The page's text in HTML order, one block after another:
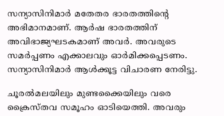
സന്യാസിനിമാർ മതേതര ഭാരതത്തിന്‍റെ
അഭിമാനമാണ്. ആർഷ ഭാരതത്തിന്
അവിഭാജ്യഘടകമാണ് അവർ. അവരുടെ
സമർപ്പണം എക്കാലവും ഓർമിക്കപ്പെടണം.
സന്യാസിനിമാർ ആൾക്കൂട്ട വിചാരണ നേരിട്ടു.
ചൂരൽമലയിലും മുണ്ടക്കൈയിലും വരെ
ക്രൈസ്തവ സമൂഹം ഓടിയെത്തി. അവരും